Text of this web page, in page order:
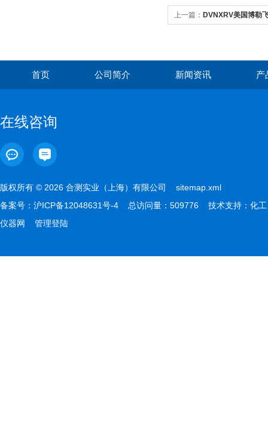
上一篇： DVNXRV美国博勒
首页 公司简介 新闻资讯 产
在线咨询
版权所有 © 2026 合测实业（上海）有限公司 sitemap.xml
备案号： 沪ICP备12048631号-4 总访问量：509776 技术支持： 化工
仪器网
管理登陆